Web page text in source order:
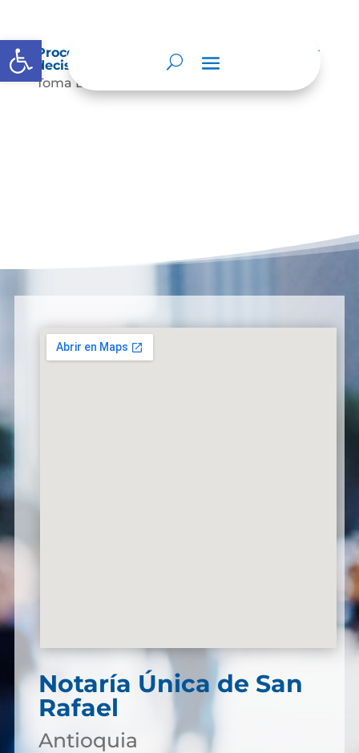
Abrir barra de herramientas
Procedimientos que se siguen para tomar
decisiones en las diferentes áreas
Toma Decisiones
Notaría Única de San
Rafael
Antioquia